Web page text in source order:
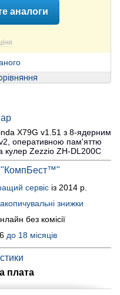
аналоги
X79G v1.51 з 8-ядерним
оперативною пам'яттю
кулер Zezzio ZH-DL200C
"КомпБест™"
сервіс із 2014 р.
знижки
без комісії
до 18 місяців
плата